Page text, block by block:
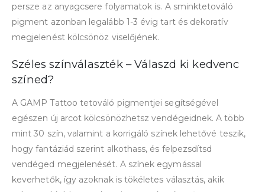
persze az anyagcsere folyamatok is. A sminktetováló
pigment azonban legalább 1-3 évig tart és dekoratív
megjelenést kölcsönöz viselőjének.
Széles színválaszték – Válaszd ki kedvenc
színed?
A GAMP Tattoo tetováló pigmentjei segítségével
egészen új arcot kölcsönözhetsz vendégeidnek. A több
mint 30 szín, valamint a korrigáló színek lehetővé teszik,
hogy fantáziád szerint alkothass, és felpezsdítsd
vendéged megjelenését. A színek egymással
keverhetők, így azoknak is tökéletes választás, akik